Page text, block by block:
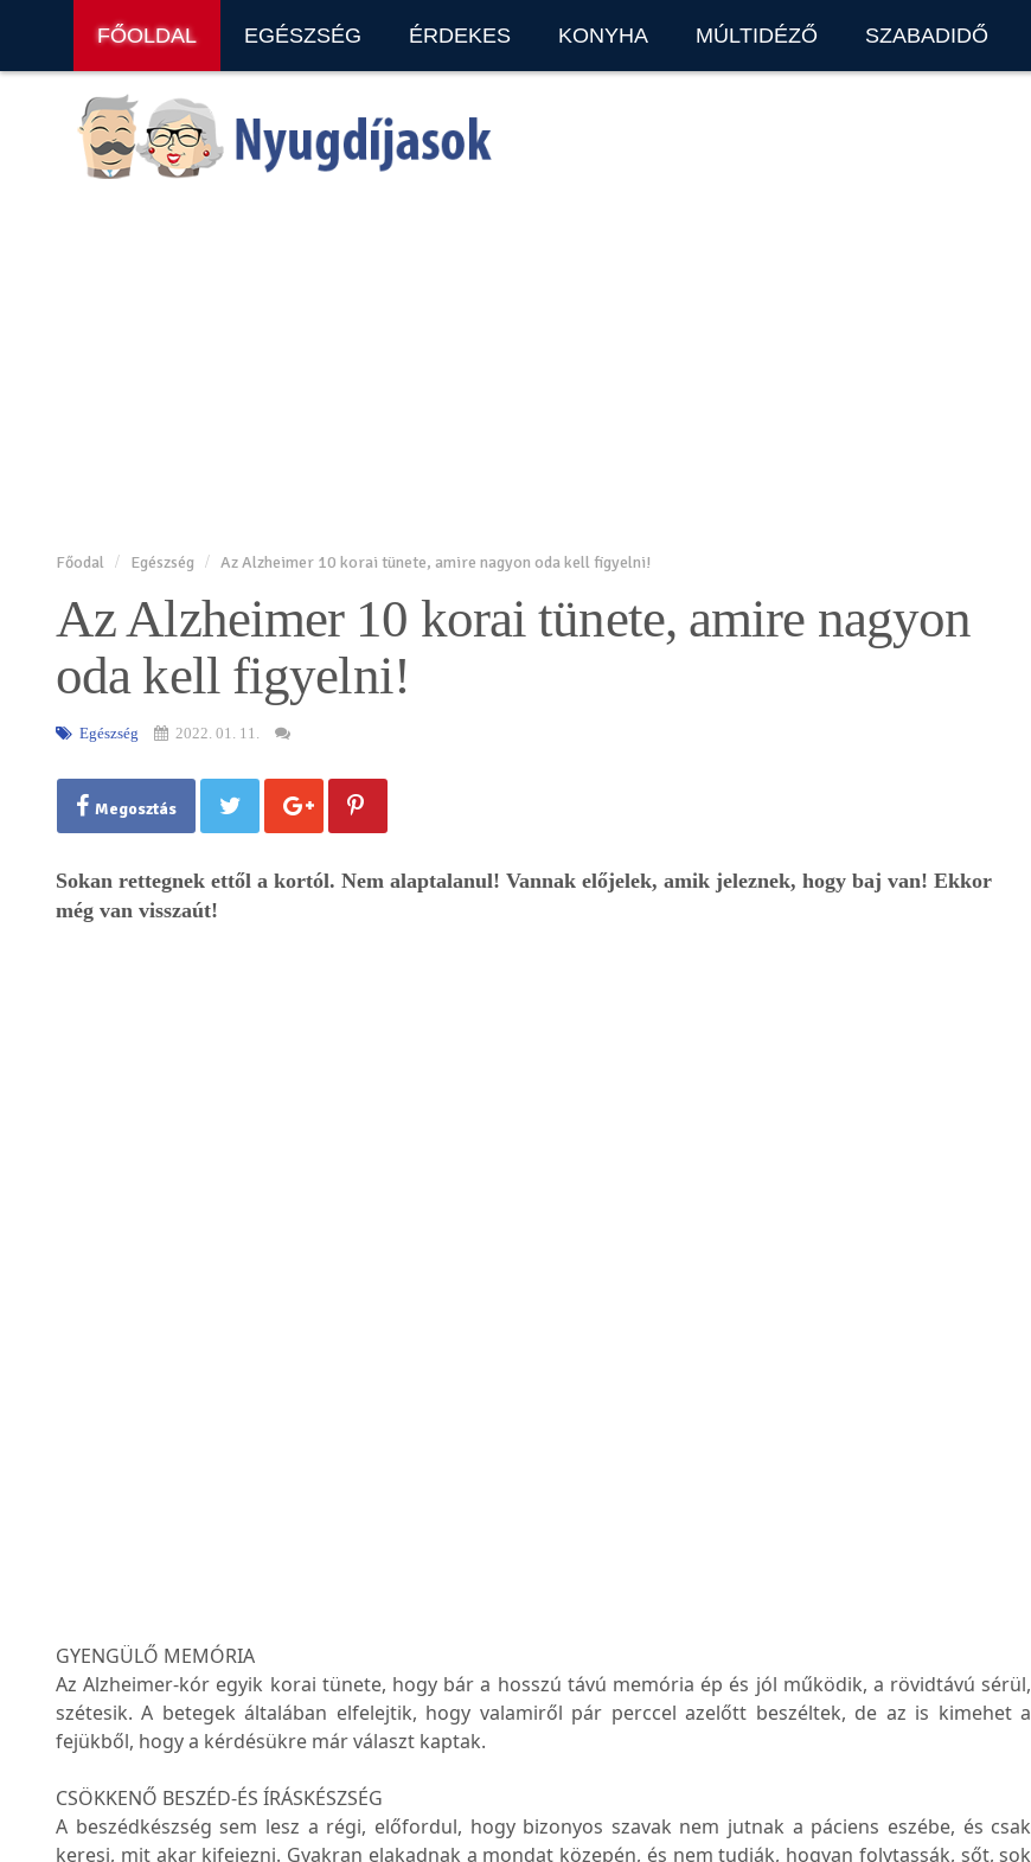
FŐOLDAL EGÉSZSÉG ÉRDEKES KONYHA MÚLTIDÉZŐ SZABADIDŐ
Főodal Egészség Az Alzheimer 10 korai tünete, amire nagyon oda kell figyelni!
Az Alzheimer 10 korai tünete, amire nagyon
oda kell figyelni!
Egészség 2022. 01. 11.
Megosztás
Sokan rettegnek ettől a kortól. Nem alaptalanul! Vannak előjelek, amik jeleznek, hogy baj van! Ekkor
még van visszaút!
GYENGÜLŐ MEMÓRIA
Az Alzheimer-kór egyik korai tünete, hogy bár a hosszú távú memória ép és jól működik, a rövidtávú sérül,
szétesik. A betegek általában elfelejtik, hogy valamiről pár perccel azelőtt beszéltek, de az is kimehet a
fejükből, hogy a kérdésükre már választ kaptak.
CSÖKKENŐ BESZÉD-ÉS ÍRÁSKÉSZSÉG
A beszédkészség sem lesz a régi, előfordul, hogy bizonyos szavak nem jutnak a páciens eszébe, és csak
keresi, mit akar kifejezni. Gyakran elakadnak a mondat közepén, és nem tudják, hogyan folytassák, sőt, sok